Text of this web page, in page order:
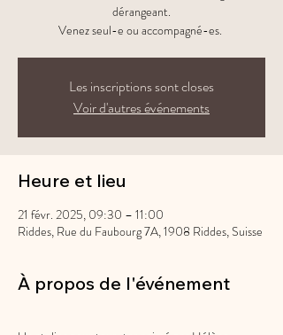
dérangeant.
Venez seul-e ou accompagné-es.
Les inscriptions sont closes
Voir d'autres événements
Heure et lieu
21 févr. 2025, 09:30 – 11:00
Riddes, Rue du Faubourg 7A, 1908 Riddes, Suisse
À propos de l'événement